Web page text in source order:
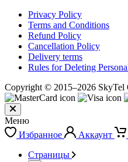
Privacy Policy
Terms and Conditions
Refund Policy
Cancellation Policy
Delivery terms
Rules for Deleting
Copyright © 2015–2026 SkyTel
Меню
Избранное
Аккаунт
Страницы